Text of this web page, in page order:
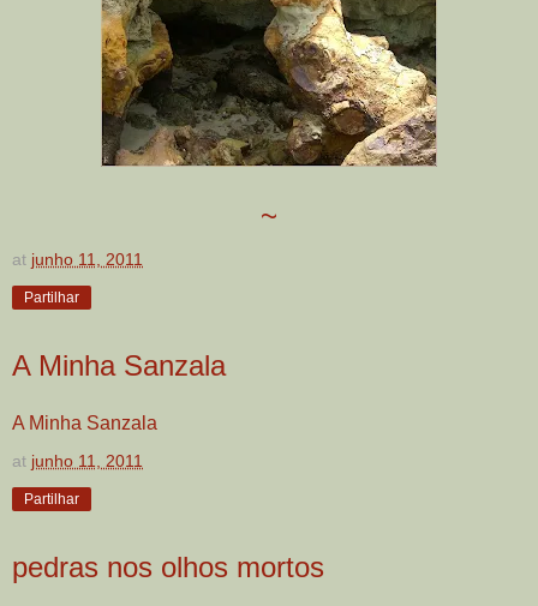
~
at junho 11, 2011
Partilhar
A Minha Sanzala
A Minha Sanzala
at junho 11, 2011
Partilhar
pedras nos olhos mortos